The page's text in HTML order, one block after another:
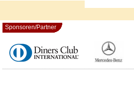
Sponsoren/Partner